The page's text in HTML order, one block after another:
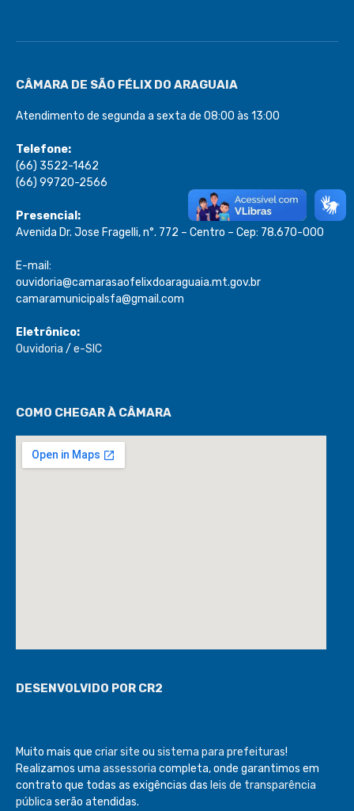
CÂMARA DE SÃO FÉLIX DO ARAGUAIA
Atendimento de segunda a sexta de 08:00 às 13:00
Telefone:
(66) 3522-1462
(66) 99720-2566
Presencial:
Avenida Dr. Jose Fragelli, n°. 772 – Centro – Cep: 78.670-000
E-mail:
ouvidoria@camarasaofelixdoaraguaia.mt.gov.br
camaramunicipalsfa@gmail.com
Eletrônico:
Ouvidoria / e-SIC
COMO CHEGAR À CÂMARA
DESENVOLVIDO POR CR2
Muito mais que criar site ou sistema para prefeituras!
Realizamos uma assessoria completa, onde garantimos em
contrato que todas as exigências das leis de transparência
pública serão atendidas.